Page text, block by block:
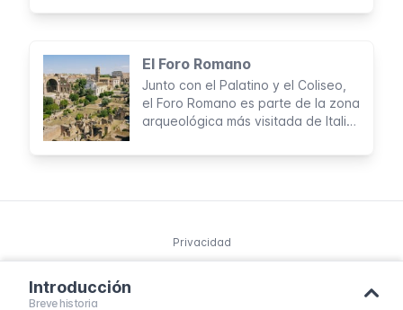
la imponente iglesia reciben cada
El Foro Romano
Junto con el Palatino y el Coliseo,
el Foro Romano es parte de la zona
arqueológica más visitada de Italia.
sin una visita a este majestuoso
Introducción
Breve historia
Privacidad
© 2025 Northleg S.L. Todos los derechos reservados.